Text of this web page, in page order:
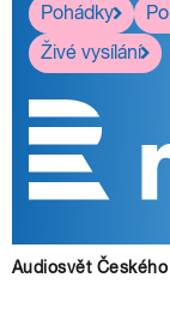
Pohádky
Živé vysílání
Audiosvět